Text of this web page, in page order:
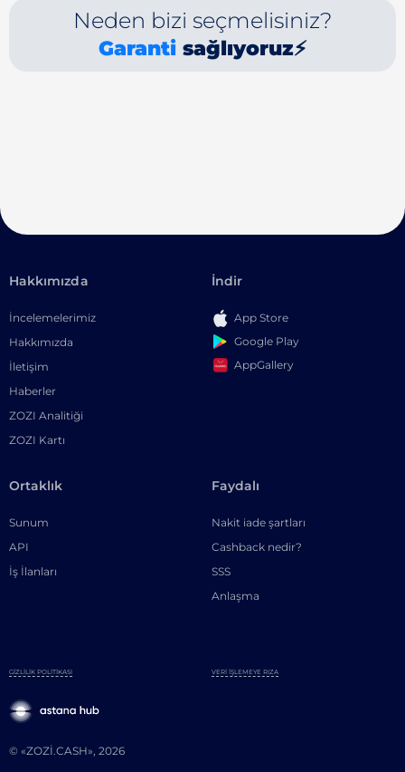
Neden bizi seçmelisiniz?
Garanti sağlıyoruz⚡
Hakkımızda
İncelemelerimiz
Hakkımızda
İletişim
Haberler
ZOZI Analitiği
ZOZI Kartı
İndir
App Store
Google Play
AppGallery
Ortaklık
Sunum
API
İş İlanları
Faydalı
Nakit iade şartları
Cashback nedir?
SSS
Anlaşma
© «ZOZI.CASH», 2026
GIZLILIK POLITIKASI VERI İŞLEMEYE RIZA